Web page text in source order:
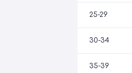
25-29
30-34
35-39